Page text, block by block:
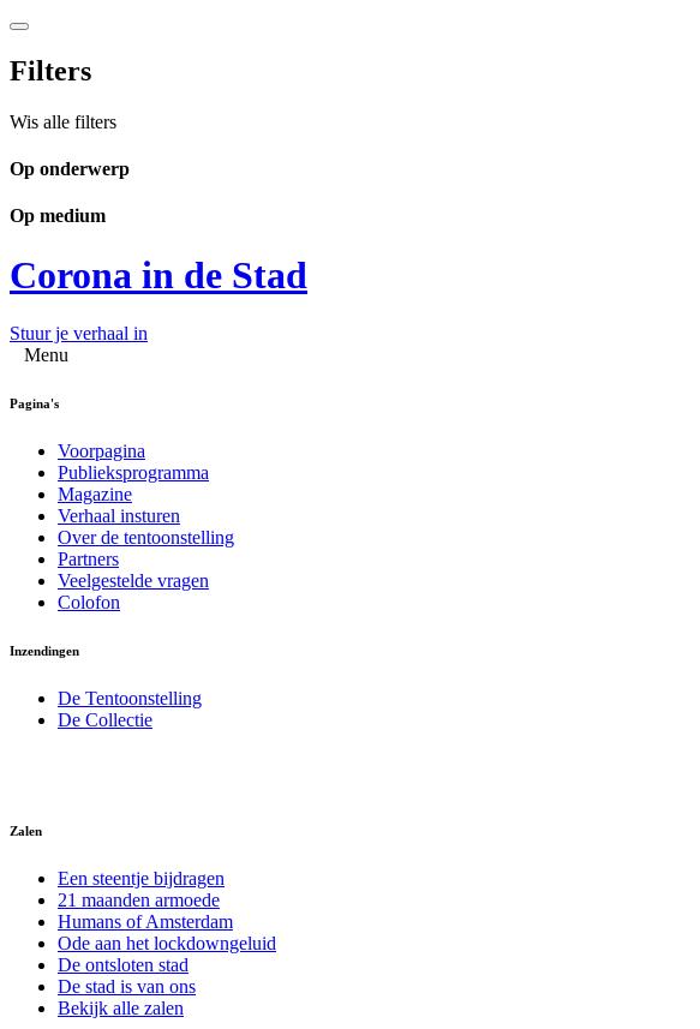
Filters
Wis alle filters
Op onderwerp
Op medium
Corona in de Stad
Stuur je verhaal in
Menu
Pagina's
Voorpagina
Publieksprogramma
Magazine
Verhaal insturen
Over de tentoonstelling
Partners
Veelgestelde vragen
Colofon
Inzendingen
De Tentoonstelling
De Collectie
Zalen
Een steentje bijdragen
21 maanden armoede
Humans of Amsterdam
Ode aan het lockdowngeluid
De ontsloten stad
De stad is van ons
Bekijk alle zalen